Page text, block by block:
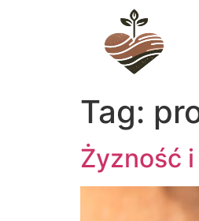
Tag:
Żyzność